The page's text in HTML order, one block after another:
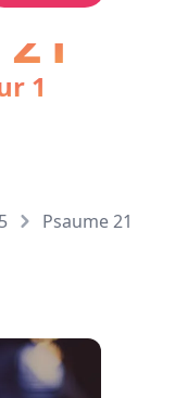
1
Psaume 21